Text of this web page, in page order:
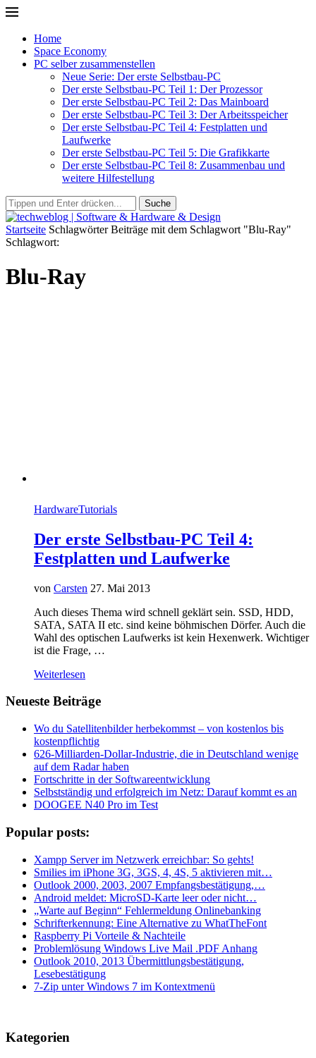
Home
Space Economy
PC selber zusammenstellen
Neue Serie: Der erste Selbstbau-PC
Der erste Selbstbau-PC Teil 1: Der Prozessor
Der erste Selbstbau-PC Teil 2: Das Mainboard
Der erste Selbstbau-PC Teil 3: Der Arbeitsspeicher
Der erste Selbstbau-PC Teil 4: Festplatten und
Laufwerke
Der erste Selbstbau-PC Teil 5: Die Grafikkarte
Der erste Selbstbau-PC Teil 8: Zusammenbau und
weitere Hilfestellung
Suche
Startseite Schlagwörter Beiträge mit dem Schlagwort "Blu-Ray"
Schlagwort:
Blu-Ray
HardwareTutorials
Der erste Selbstbau-PC Teil 4:
Festplatten und Laufwerke
von Carsten 27. Mai 2013
Auch dieses Thema wird schnell geklärt sein. SSD, HDD,
SATA, SATA II etc. sind keine böhmischen Dörfer. Auch die
Wahl des optischen Laufwerks ist kein Hexenwerk. Wichtiger
ist die Frage, …
Weiterlesen
Neueste Beiträge
Wo du Satellitenbilder herbekommst – von kostenlos bis
kostenpflichtig
626-Milliarden-Dollar-Industrie, die in Deutschland wenige
auf dem Radar haben
Fortschritte in der Softwareentwicklung
Selbstständig und erfolgreich im Netz: Darauf kommt es an
DOOGEE N40 Pro im Test
Popular posts:
Xampp Server im Netzwerk erreichbar: So gehts!
Smilies im iPhone 3G, 3GS, 4, 4S, 5 aktivieren mit…
Outlook 2000, 2003, 2007 Empfangsbestätigung,…
Android meldet: MicroSD-Karte leer oder nicht…
„Warte auf Beginn“ Fehlermeldung Onlinebanking
Schrifterkennung: Eine Alternative zu WhatTheFont
Raspberry Pi Vorteile & Nachteile
Problemlösung Windows Live Mail .PDF Anhang
Outlook 2010, 2013 Übermittlungsbestätigung,
Lesebestätigung
7-Zip unter Windows 7 im Kontextmenü
Kategorien